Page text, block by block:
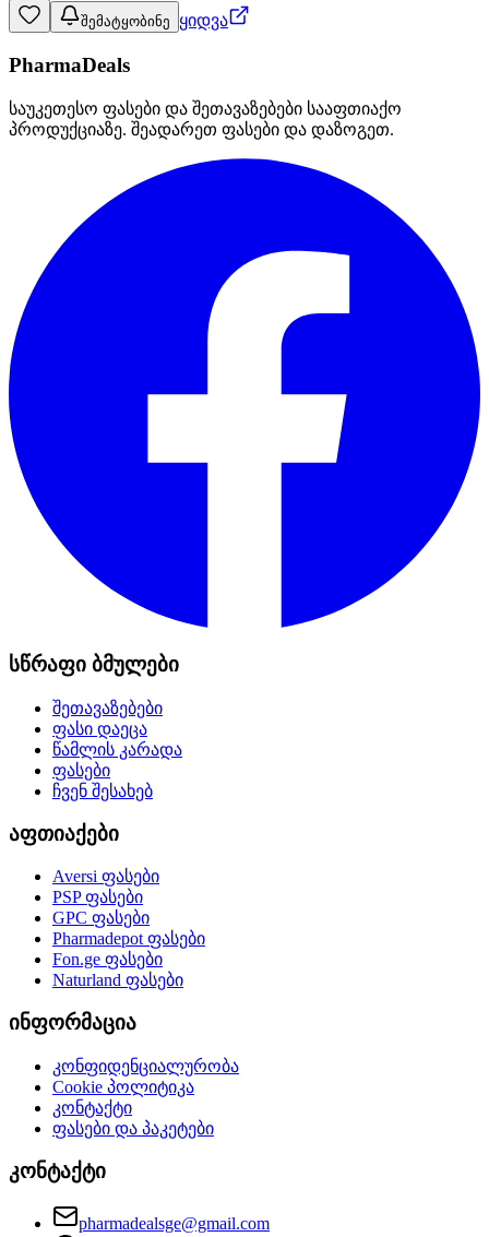
შემატყობინე ყიდვა
PharmaDeals
საუკეთესო ფასები და შეთავაზებები სააფთიაქო
პროდუქციაზე. შეადარეთ ფასები და დაზოგეთ.
სწრაფი ბმულები
შეთავაზებები
ფასი დაეცა
წამლის კარადა
ფასები
ჩვენ შესახებ
აფთიაქები
Aversi ფასები
PSPფასები
GPC ფასები
Pharmadepotფასები
Fon.ge ფასები
Naturland ფასები
ინფორმაცია
კონფიდენციალურობა
Cookie პოლიტიკა
კონტაქტი
ფასები და პაკეტები
კონტაქტი
pharmadealsge@gmail.com